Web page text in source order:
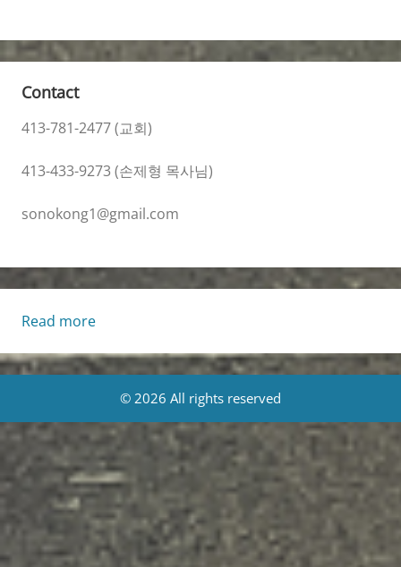
Contact
413-781-2477 (교회)
413-433-9273 (손제형 목사님)
sonokong1@gmail.com
Read more:
Life
5/13/2025]
© 2026 All rights reserved